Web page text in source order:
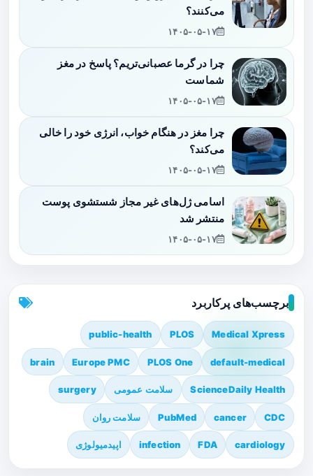
می‌کنند؟
۱۴۰۵-۰۵-۱۷
چرا در گرما عصبانی‌تریم؟ پاسخ در مغز
شماست
۱۴۰۵-۰۵-۱۷
چرا مغز در هنگام خواب، انرژی خود را خالی
می‌کند؟
۱۴۰۵-۰۵-۱۷
اسامی ژل‌های غیر مجاز شستشوی پوست
منتشر شد
۱۴۰۵-۰۵-۱۷
برچسب‌های پرکاربرد
Medical Xpress
PLOS
public-health
default-medical
PLOS One
Europe PMC
brain
ScienceDaily Health سلامت عمومی surgery
CDC
cancer
PubMed سلامت روان
cardiology
FDA
infection اپیدمیولوژی